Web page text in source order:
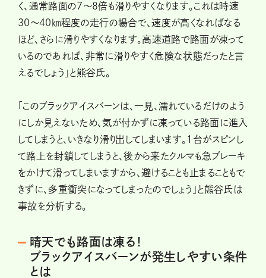
く、通常路面の７～８倍も滑りやすくなります。これは時速
30～40㎞程度の走行の場合で、速度が高くなればなる
ほど、さらに滑りやすくなります。高速道路で路面が凍って
いるのであれば、非常に滑りやすく危険な状態だったと言
えるでしょう」と熊谷氏。
「このブラックアイスバーンは、一見、濡れているだけのよう
にしか見えないため、気が付かずに凍っている路面に進入
してしまうと、いきなり滑り出してしまいます。１台がスピンし
て路上を封鎖してしまうと、後から来たクルマも急ブレーキ
をかけて滑ってしまいますから、避けることも止まることもで
きずに、多重衝突になってしまったのでしょう」と熊谷氏は
事故を分析する。
晴天でも路面は凍る！
ブラックアイスバーンが発生しやすい条件
とは